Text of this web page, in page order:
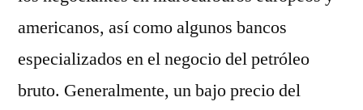
americanos, así como algunos bancos
especializados en el negocio del petróleo
bruto. Generalmente, un bajo precio del